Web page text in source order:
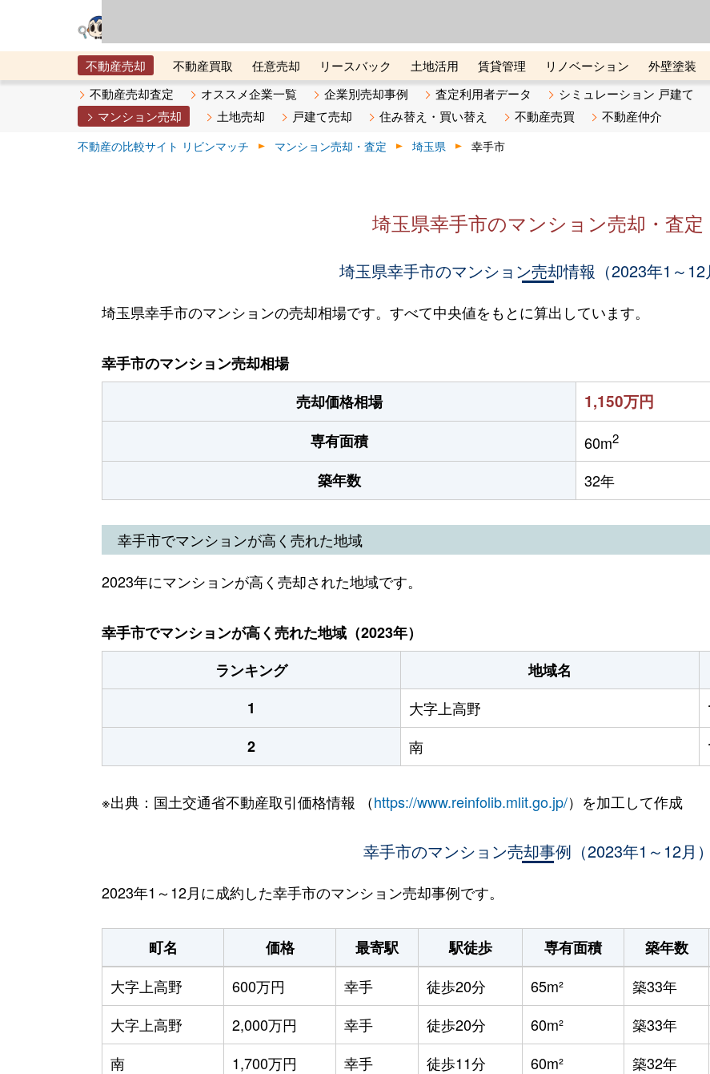
不動産売却 不動産買取 任意売却 リースバック 土地活用 賃貸管理 リノベーション 外壁塗装
メタ住宅展示場
ベスト不動産カンパニー オンライン講座 リビンマガジンBiz 不動産売却ご相談デスク
不動産売却査定 オススメ企業一覧 企業別売却事例 査定利用者データ
シミュレーション 戸建て
マンション売却
土地売却 戸建て売却 住み替え・買い替え 不動産売買 不動産仲介
不動産の比較サイト リビンマッチ マンション売却・査定 埼玉県 幸手市
埼玉県幸手市のマンション売却・査定
埼玉県幸手市のマンション売却情報（2023年1～12
埼玉県幸手市のマンションの売却相場です。すべて中央値をもとに算出しています。
幸手市のマンション売却相場
売却価格相場
1,150万円
専有面積 60m2
築年数 32年
幸手市でマンションが高く売れた地域
2023年にマンションが高く売却された地域です。
幸手市でマンションが高く売れた地域（2023年）
ランキング
地域名
1
大字上高野
2
南
※出典：国土交通省不動産取引価格情報 （https://www.reinfolib.mlit.go.jp/）を加工して作成
幸手市のマンション売却事例（2023年1～12月）
2023年1～12月に成約した幸手市のマンション売却事例です。
町名 価格 最寄駅 駅徒歩 専有面積 築年数
大字上高野
600万円 幸手 徒歩20分 65m² 築33年
大字上高野
2,000万円 幸手 徒歩20分 60m² 築33年
南
1,700万円 幸手 徒歩11分 60m² 築32年